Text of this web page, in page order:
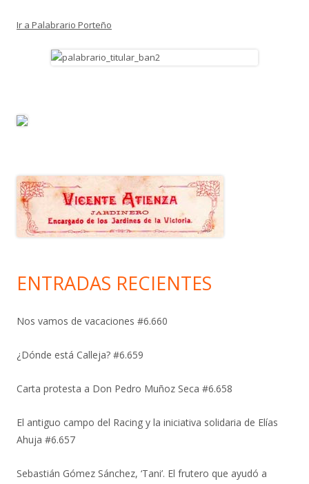
Ir a Palabrario Porteño
ENTRADAS RECIENTES
Nos vamos de vacaciones #6.660
¿Dónde está Calleja? #6.659
Carta protesta a Don Pedro Muñoz Seca #6.658
El antiguo campo del Racing y la iniciativa solidaria de Elías
Ahuja #6.657
Sebastián Gómez Sánchez, ‘Tani’. El frutero que ayudó a